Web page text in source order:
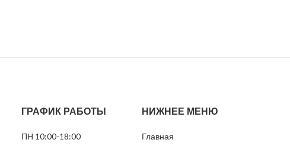
ГРАФИК РАБОТЫ
ПН 10:00-18:00
НИЖНЕЕ МЕНЮ
Главная